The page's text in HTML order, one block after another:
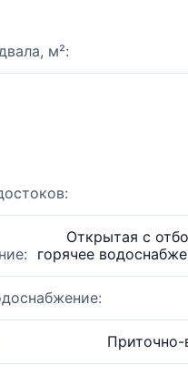
м²:
Открытая с
горячее
Приточно-